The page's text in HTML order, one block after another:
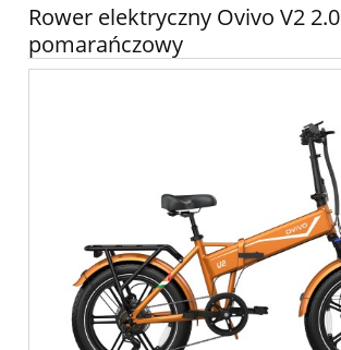
Rower elektryczny Ovivo V2 2.0
pomarańczowy